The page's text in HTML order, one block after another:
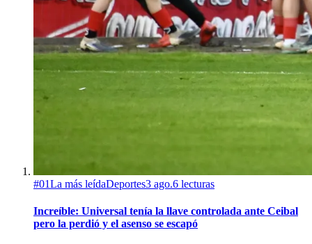
#01La más leídaDeportes3 ago.6 lecturas
Increíble: Universal tenía la llave controlada ante Ceibal
pero la perdió y el asenso se escapó